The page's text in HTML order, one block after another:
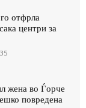
отфрла
центри за
жена во Ѓорче
повредена